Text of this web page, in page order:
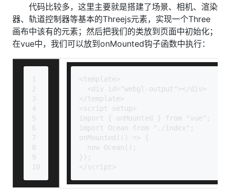
代码比较多，这里主要就是搭建了场景、相机、渲染
器、轨道控制器等基本的Threejs元素，实现一个Three
画布中该有的元素；然后把我们的类放到页面中初始化；
在vue中，我们可以放到onMounted钩子函数中执行：
1
2
3
4
5
6
7
8
9
10
<template>
  <div id="webgl-output"></div>
</template>
<script setup>
import { onMounted } from "vue";
import Ocean from "./index";
onMounted(() => {
  new Ocean();
});
</script>